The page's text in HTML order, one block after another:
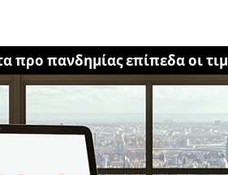
προ πανδημίας επίπεδα οι